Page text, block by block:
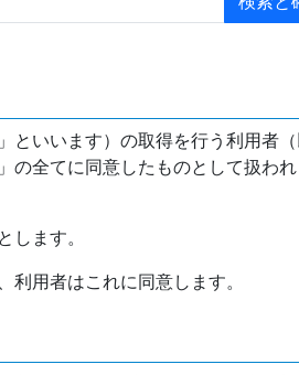
といいます）の取得を行う利用者（
の全てに同意したものとして扱われ
します。
用者はこれに同意します。